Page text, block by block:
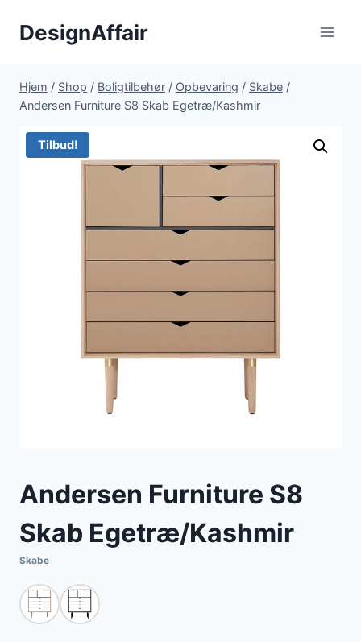
DesignAffair
Hjem / Shop / Boligtilbehør / Opbevaring / Skabe /
Andersen Furniture S8 Skab Egetræ/Kashmir
Tilbud!
Andersen Furniture S8
Skab Egetræ/Kashmir
Skabe